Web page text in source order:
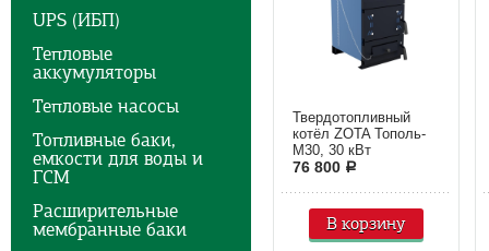
Твердотопливный
котёл ZOTA Тополь-
М30, 30 кВт
76 800 a
В корзину
UPS (ИБП)
Тепловые
аккумуляторы
Тепловые насосы
Топливные баки,
емкости для воды и
ГСМ
Расширительные
мембранные баки